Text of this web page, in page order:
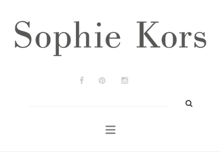
Bodas & Eventos